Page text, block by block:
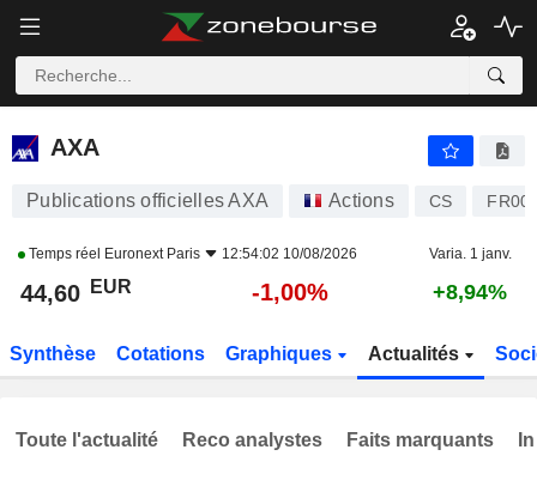
AXA
AXA
Publications officielles AXA Actions CS
Temps réel Euronext Paris 12:54:02 10/08/2026 Varia. 1 janv.
44,60 EUR -1,00% +8,94%
Synthèse Cotations Graphiques Actualités
Toute l'actualité Reco analystes Faits marquants